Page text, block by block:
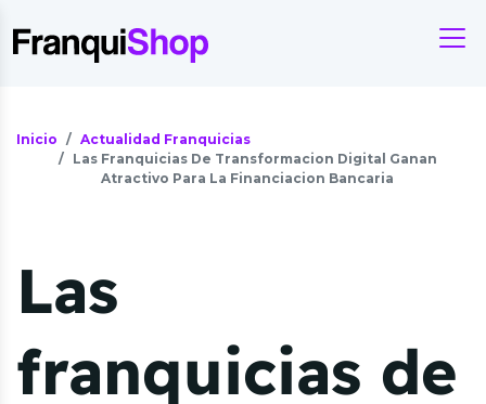
Inicio
Actualidad Franquicias
Las Franquicias De Transformacion Digital Ganan
Atractivo Para La Financiacion Bancaria
Las
franquicias de